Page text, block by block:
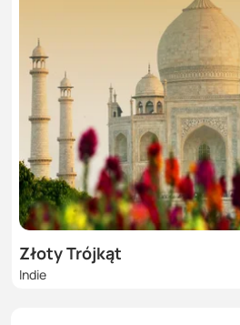
Złoty Trójkąt
Indie